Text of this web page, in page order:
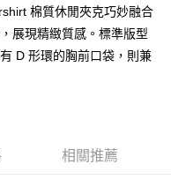
費
棉質休閒夾克巧妙融合
展現精緻質感。標準版型
D 形環的胸前口袋，則兼
相關推薦